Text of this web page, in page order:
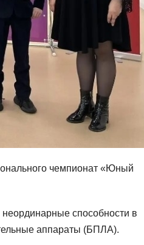
чемпионат «Юный
способности в
аппараты (БПЛА).